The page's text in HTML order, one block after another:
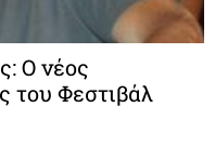
Ο νέος
του Φεστιβάλ